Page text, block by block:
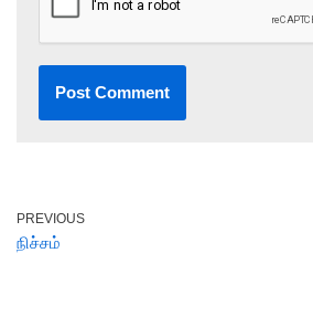
PREVIOUS
நிச்சம்